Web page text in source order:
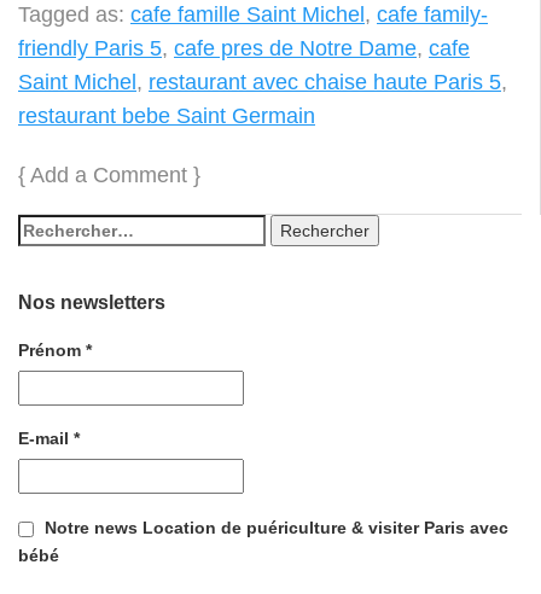
Tagged as: cafe famille Saint Michel , cafe family-
friendly Paris 5, cafe pres de Notre Dame, cafe
Saint Michel , restaurant avec chaise haute Paris 5,
restaurant bebe Saint Germain
{ Add a Comment }
Nos newsletters
Prénom *
E-mail *
Notre news Location de puériculture & visiter Paris avec
bébé